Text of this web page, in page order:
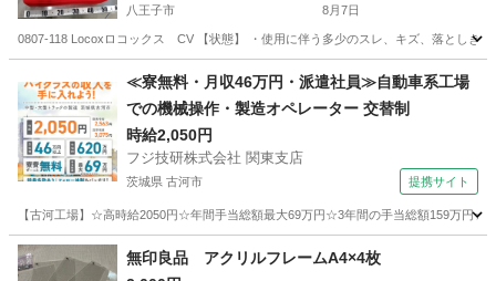
八王子市 8月7日
0807-118 Locoxロコックス CV 【状態】 ・使用に伴う多少のスレ、キズ、落としき
ソファ
≪寮無料・月収46万円・派遣社員≫自動車系工場
での機械操作・製造オペレーター 交替制
時給2,050円
フジ技研株式会社 関東支店
茨城県 古河市 提携サイト
【古河工場】☆高時給2050円☆年間手当総額最大69万円☆3年間の手当総額159万円☆
茨城 古河市 その他
無印良品 アクリルフレームA4×4枚